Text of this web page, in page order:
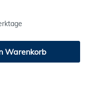
Warenkorb